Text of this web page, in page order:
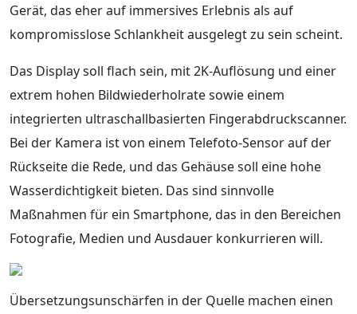
Gerät, das eher auf immersives Erlebnis als auf
kompromisslose Schlankheit ausgelegt zu sein scheint.
Das Display soll flach sein, mit 2K-Auflösung und einer
extrem hohen Bildwiederholrate sowie einem
integrierten ultraschallbasierten Fingerabdruckscanner.
Bei der Kamera ist von einem Telefoto-Sensor auf der
Rückseite die Rede, und das Gehäuse soll eine hohe
Wasserdichtigkeit bieten. Das sind sinnvolle
Maßnahmen für ein Smartphone, das in den Bereichen
Fotografie, Medien und Ausdauer konkurrieren will.
Übersetzungsunschärfen in der Quelle machen einen